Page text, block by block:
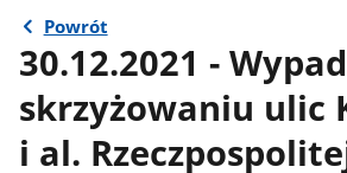
Powrót
30.12.2021 -
skrzyżowaniu ulic
i al.